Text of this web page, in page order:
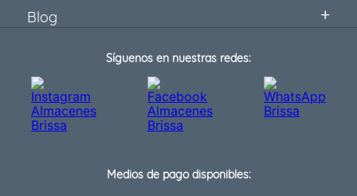
Blog
Síguenos en nuestras redes:
Medios de pago disponibles: